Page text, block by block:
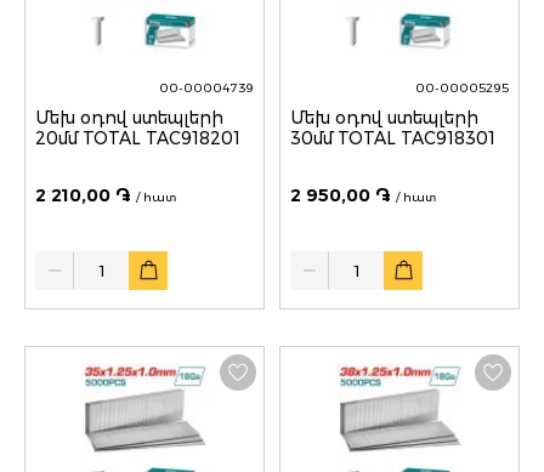
00-00004739
Մեխ օդով ստեպլերի
20մմ TOTAL TAC918201
2 210,00 ֏ / հատ
Quantity
00-00005295
Մեխ օդով ստեպլերի
30մմ TOTAL TAC918301
2 950,00 ֏ / հատ
Quantity